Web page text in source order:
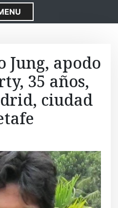
S
k
c
o
n
e
Jung, apodo
35 años,
ciudad